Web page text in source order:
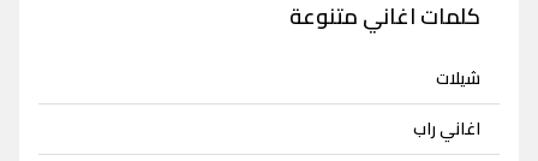
كلمات اغاني متنوعة
شيلات
اغاني راب